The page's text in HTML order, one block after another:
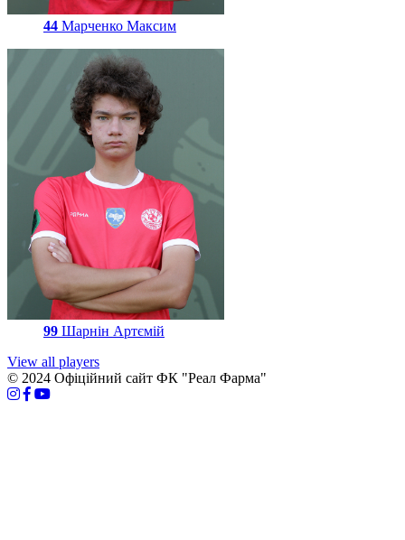
44 Марченко Максим
99 Шарнін Артємій
View all players
© 2024 Офіційний сайт ФК "Реал Фарма"